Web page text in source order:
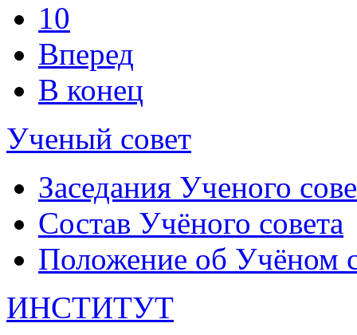
10
Вперед
В конец
Ученый совет
Заседания Ученого
Состав Учёного совета
Положение об Учёном
ИНСТИТУТ